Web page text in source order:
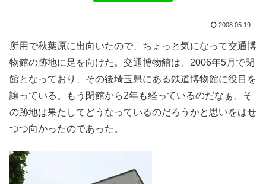
2008.05.19
所用で秋葉原に出向いたので、ちょっと気になって交通博
物館の跡地に足を向けた。交通博物館は、2006年5月で閉
館となっており、その後埼玉県にある鉄道博物館に役目を
譲っている。もう閉館から2年も経っているのだなぁ、そ
の跡地は果たしてどうなっているのだろうかと思いをはせ
つつ向かったのであった。